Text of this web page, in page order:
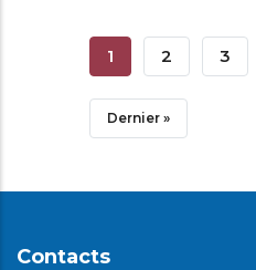
Pagination
Page
Courante
1 Page
2 Page
3
Dernière
Dernier »
Contacts